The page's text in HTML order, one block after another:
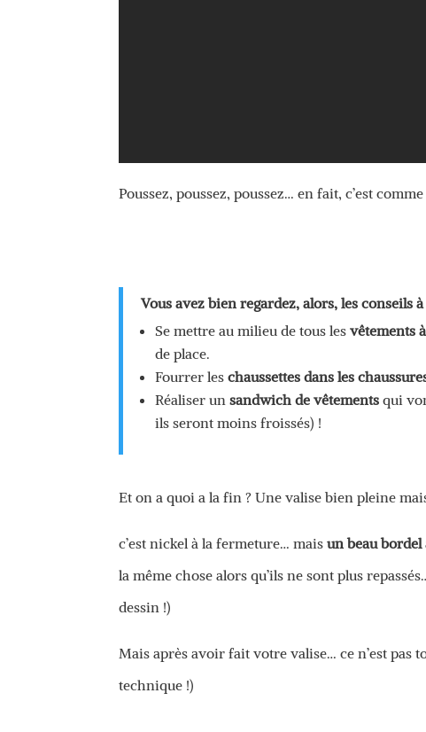
Poussez, poussez, poussez… en fait, c’est
Vous avez bien regardez, alors, les conseils
Se mettre au milieu de tous lesvêtements
de place.
Fourrer les chaussettes dans les
Réaliser unsandwich de vêtements qui
ils seront moins froissés) !
Et on a quoi a la fin ? Une valise bien pleine
c’est nickel à la fermeture… maisun beau
la même chose alors qu’ils ne sont plus
dessin !)
Mais après avoir fait votre valise… ce n’est pas
technique !)